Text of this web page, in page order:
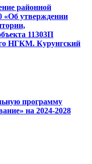
районной
«Об утверждении
11303П
НГКМ. Курунгский
программу
на 2024-2028